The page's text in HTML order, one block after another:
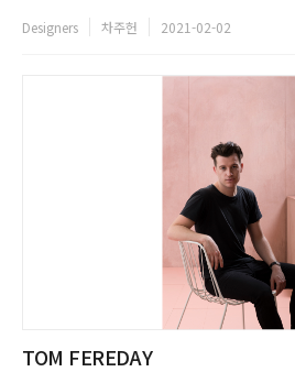
상을 높인 공로를 인정 받아 산업포장/대통령
Designers 차주헌 2021-02-02
TOM FEREDAY